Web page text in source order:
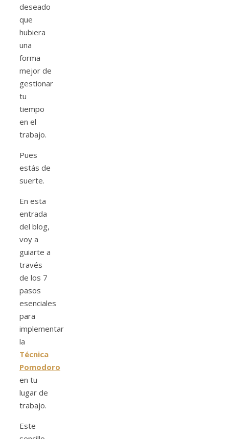
deseado
que
hubiera
una
forma
mejor de
gestionar
tu
tiempo
en el
trabajo.
Pues
estás de
suerte.
En esta
entrada
del blog,
voy a
guiarte a
través
de los 7
pasos
esenciales
para
implementar
la
Técnica
Pomodoro
en tu
lugar de
trabajo.
Este